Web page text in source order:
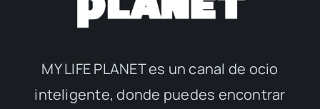
MY LIFE PLANET es un canal de ocio
inteligente, donde puedes encontrar